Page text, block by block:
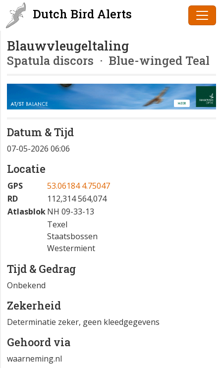
Dutch Bird Alerts
Blauwvleugeltaling
Spatula discors · Blue-winged Teal
Datum & Tijd
07-05-2026 06:06
Locatie
GPS
53.06184 4.75047
RD
112,314 564,074
AtlasblokNH 09-33-13
Texel
Staatsbossen
Westermient
Tijd & Gedrag
Onbekend
Zekerheid
Determinatie zeker, geen kleedgegevens
Gehoord via
waarneming.nl